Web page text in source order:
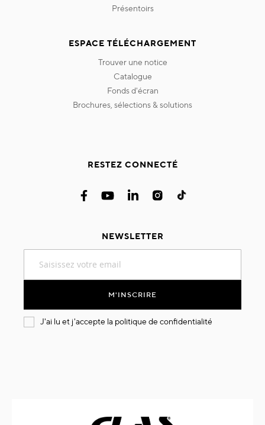
présentoirs
ESPACE TÉLÉCHARGEMENT
trouver une notice
catalogue
fonds d'écran
brochures, sélections & solutions
RESTEZ CONNECTÉ
NEWSLETTER
notre
M'INSCRIRE
J'ai lu et j'accepte la politique de confidentialité